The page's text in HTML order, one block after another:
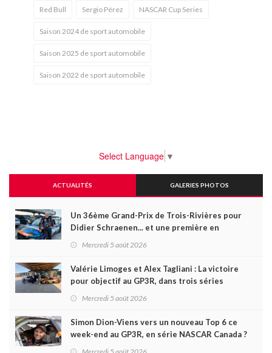
Red Bull Sergio Pérez NASCAR Cup Series
Saison 2024 de sport automobile
Saison 2025 de sport automobile
Saison 2022 de sport automobile
Select Language ▼
ACTUALITÉS GALERIES PHOTOS
Un 36ème Grand-Prix de Trois-Rivières pour
Didier Schraenen... et une première en
Mercredi 5 août 2026
Valérie Limoges et Alex Tagliani : La victoire
pour objectif au GP3R, dans trois séries
Mercredi 5 août 2026
Simon Dion-Viens vers un nouveau Top 6 ce
week-end au GP3R, en série NASCAR Canada ?